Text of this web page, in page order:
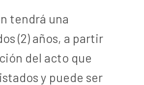
tendrá una
(2) años, a partir
del acto que
y puede ser